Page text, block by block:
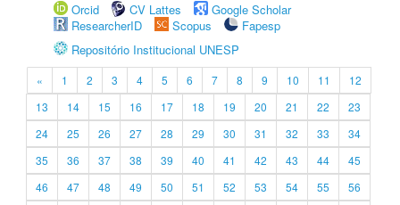
Orcid
CV Lattes
Google Scholar
ResearcherID
Scopus
Fapesp
Repositório Institucional UNESP
« 1 2 3 4 5 6 7 8 9 10 11
12
13
14 15 16 17 18 19 20 21 22
23
24
25 26 27 28 29 30 31 32 33
34
35
36 37 38 39 40 41 42 43 44
45
46
47 48 49 50 51 52 53 54 55
56